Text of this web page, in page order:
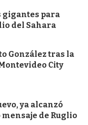
gigantes para
del Sahara
González tras la
City
ya alcanzó
mensaje de Ruglio